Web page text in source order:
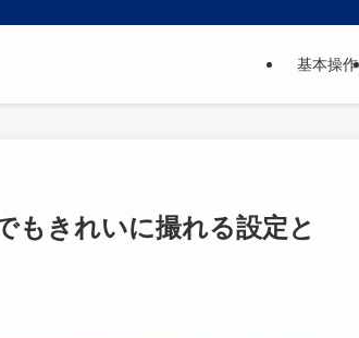
基本操作
もきれいに撮れる設定と